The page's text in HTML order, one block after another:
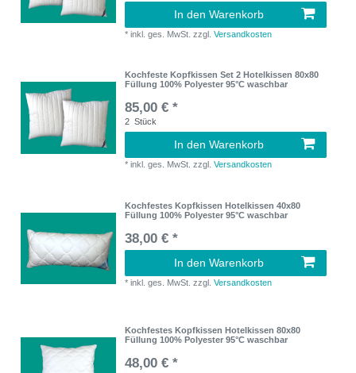
In den Warenkorb
*inkl. ges. MwSt. zzgl.Versandkosten
Kochfeste Kopfkissen Set 2 Hotelkissen 80x80
Füllung 100% Polyester 95°C waschbar
85,00 € *
2 Stück
In den Warenkorb
*inkl. ges. MwSt. zzgl.Versandkosten
Kochfestes Kopfkissen Hotelkissen 40x80
Füllung 100% Polyester 95°C waschbar
38,00 € *
In den Warenkorb
*inkl. ges. MwSt. zzgl.Versandkosten
Kochfestes Kopfkissen Hotelkissen 80x80
Füllung 100% Polyester 95°C waschbar
48,00 € *